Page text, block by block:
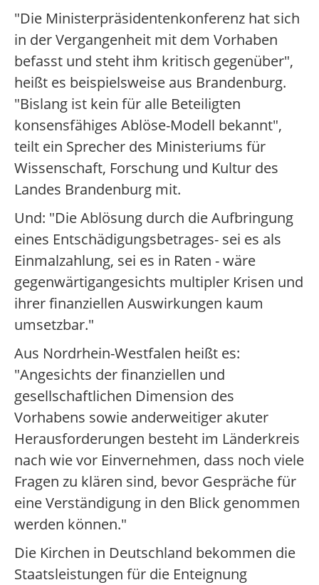
"Die Ministerpräsidentenkonferenz hat sich
in der Vergangenheit mit dem Vorhaben
befasst und steht ihm kritisch gegenüber",
heißt es beispielsweise aus Brandenburg.
"Bislang ist kein für alle Beteiligten
konsensfähiges Ablöse-Modell bekannt",
teilt ein Sprecher des Ministeriums für
Wissenschaft, Forschung und Kultur des
Landes Brandenburg mit.
Und: "Die Ablösung durch die Aufbringung
eines Entschädigungsbetrages- sei es als
Einmalzahlung, sei es in Raten - wäre
gegenwärtigangesichts multipler Krisen und
ihrer finanziellen Auswirkungen kaum
umsetzbar."
Aus Nordrhein-Westfalen heißt es:
"Angesichts der finanziellen und
gesellschaftlichen Dimension des
Vorhabens sowie anderweitiger akuter
Herausforderungen besteht im Länderkreis
nach wie vor Einvernehmen, dass noch viele
Fragen zu klären sind, bevor Gespräche für
eine Verständigung in den Blick genommen
werden können."
Die Kirchen in Deutschland bekommen die
Staatsleistungen für die Enteignung